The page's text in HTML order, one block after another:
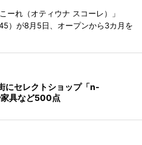
ーれ（オティウナ スコーレ）」
）が8月5日、オープンから3カ月を
にセレクトショップ「n-
具など500点